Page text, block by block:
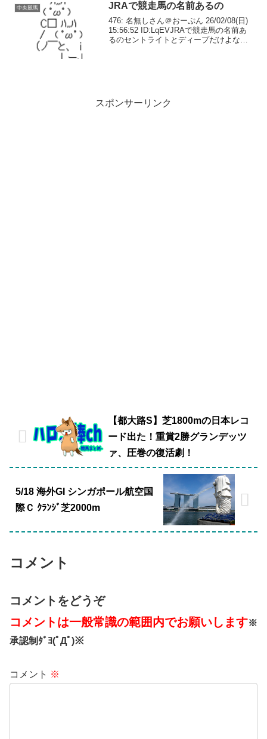
中央競馬 JRAで競走馬の名前あるの
476: 名無しさん＠おーぷん 26/02/08(日)
15:56:52 ID:LqEVJRAで競走馬の名前あ
るのセントライトとディープだけよな
スポンサーリンク
【都大路S】芝1800mの日本レコ
ード出た！重賞2勝グランデッツ
ァ、圧巻の復活劇！
5/18 海外GI シンガポール航空国
際Ｃ ｸﾗﾝｼﾞ芝2000m
コメント
コメントをどうぞ
コメントは一般常識の範囲内でお願いします※
承認制ﾀﾞﾖ(ﾟДﾟ)※
コメント ※